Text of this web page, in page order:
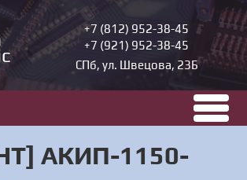
+7 (812) 952-38-45
+7 (921) 952-38-45
СПб, ул. Швецова, 23Б
АКИП-1150-